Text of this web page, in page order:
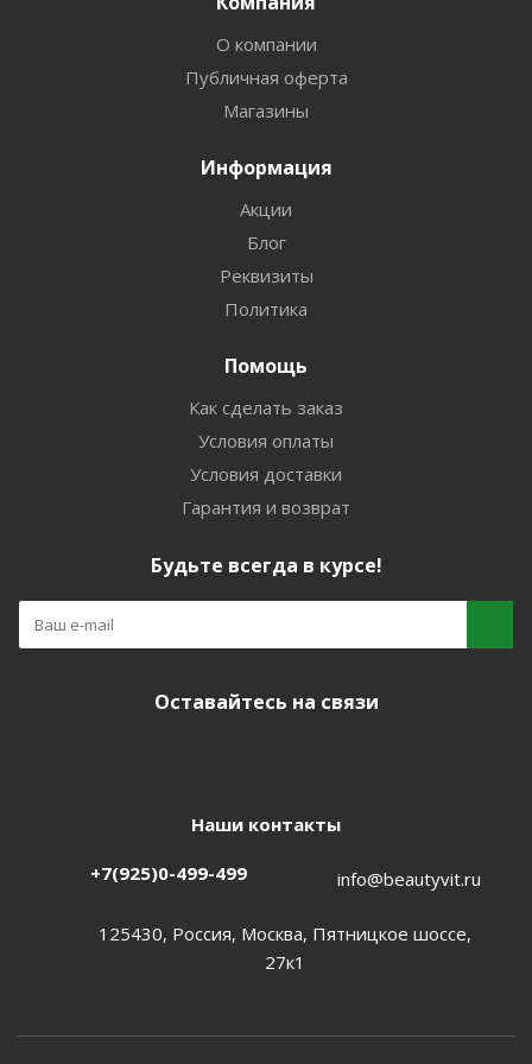
О компании
Публичная оферта
Магазины
Информация
Акции
Блог
Реквизиты
Политика
Помощь
Как сделать заказ
Условия оплаты
Условия доставки
Гарантия и возврат
Будьте всегда в курсе!
Оставайтесь на связи
Наши контакты
+7(925)0-499-499 info@beautyvit.ru
125430, Россия, Москва, Пятницкое шоссе,
27к1